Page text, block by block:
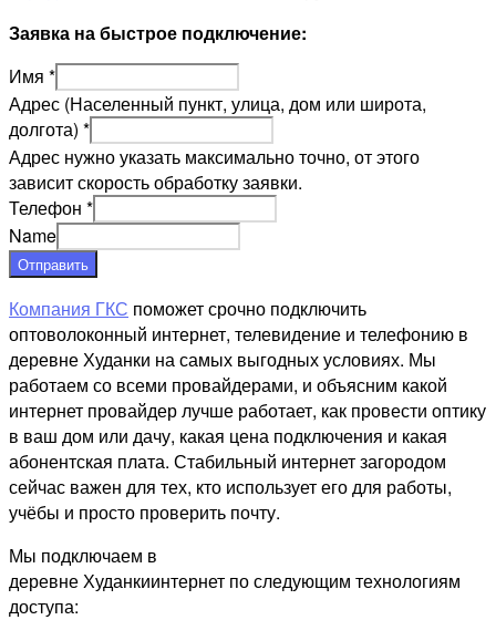
Заявка на быстрое подключение:
Имя *
Адрес (Населенный пункт, улица, дом или широта,
долгота) *
Адрес нужно указать максимально точно, от этого
зависит скорость обработку заявки.
Телефон *
Name
Отправить
Компания ГКС поможет срочно подключить
оптоволоконный интернет, телевидение и телефонию в
деревне Худанки на самых выгодных условиях. Мы
работаем со всеми провайдерами, и объясним какой
интернет провайдер лучше работает, как провести оптику
в ваш дом или дачу, какая цена подключения и какая
абонентская плата. Стабильный интернет загородом
сейчас важен для тех, кто использует его для работы,
учёбы и просто проверить почту.
Мы подключаем в
деревне Худанкиинтернет по следующим технологиям
доступа: